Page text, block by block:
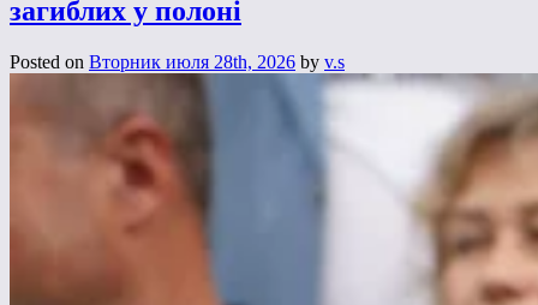
загиблих у полоні
Posted on Вторник июля 28th, 2026 by v.s